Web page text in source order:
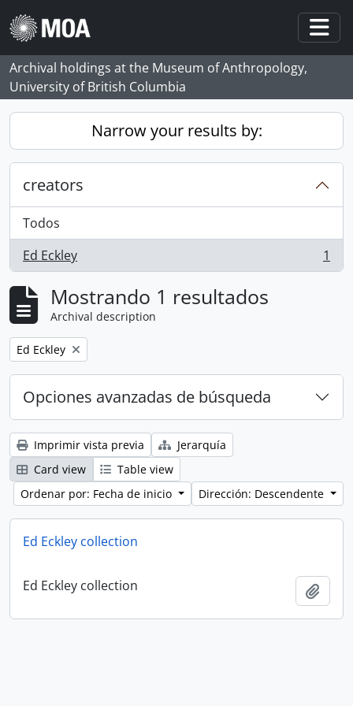
Skip to main content
Archival holdings at the Museum of Anthropology,
University of British Columbia
Narrow your results by:
creators
Todos
Ed Eckley
, 1 resultados 1
Mostrando 1 resultados
Archival description
Remove filter:
Ed Eckley
Opciones avanzadas de búsqueda
Imprimir vista previa
Jerarquía
Card view
Table view
Ordenar por: Fecha de inicio
Dirección: Descendente
Ed Eckley collection
Ed Eckley collection